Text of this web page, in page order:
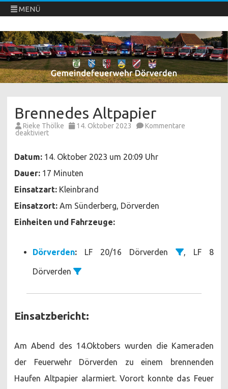
MENÜ
Freiwillige Feuerwehren Dörverden
Direkt
zum
Inhalt
springen
Brennedes Altpapier
Rieke Thölke 14. Oktober 2023
Kommentare
deaktiviertfür
Datum: 14. Oktober 2023 um 20:09 Uhr
Dauer: 17 Minuten
Einsatzart: Kleinbrand
Einsatzort: Am Sünderberg, Dörverden
Einheiten und Fahrzeuge:
Dörverden: LF 20/16 Dörverden , LF 8
Dörverden
Einsatzbericht:
Am Abend des 14.Oktobers wurden die Kameraden
der Feuerwehr Dörverden zu einem brennenden
Haufen Altpapier alarmiert. Vorort konnte das Feuer